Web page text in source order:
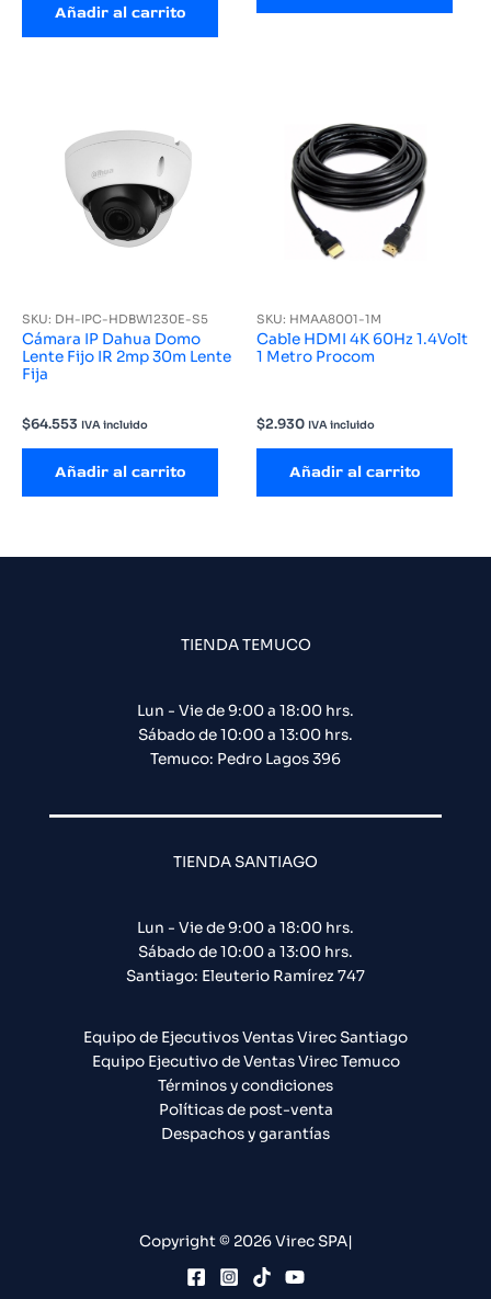
Añadir al carrito
SKU: DH-IPC-HDBW1230E-S5
Cámara IP Dahua Domo
Lente Fijo IR 2mp 30m Lente
Fija
$64.553 IVA incluido
Añadir al carrito
SKU: HMAA8001-1M
Cable HDMI 4K 60Hz 1.4Volt
1 Metro Procom
$2.930 IVA incluido
Añadir al carrito
TIENDA TEMUCO
Lun - Vie de 9:00 a 18:00 hrs.
Sábado de 10:00 a 13:00 hrs.
Temuco: Pedro Lagos 396
TIENDA SANTIAGO
Lun - Vie de 9:00 a 18:00 hrs.
Sábado de 10:00 a 13:00 hrs.
Santiago: Eleuterio Ramírez 747​
Equipo de Ejecutivos Ventas Virec Santiago
Equipo Ejecutivo de Ventas Virec Temuco
Términos y condiciones
Políticas de post-venta
Despachos y garantías
Copyright © 2026 Virec SPA|